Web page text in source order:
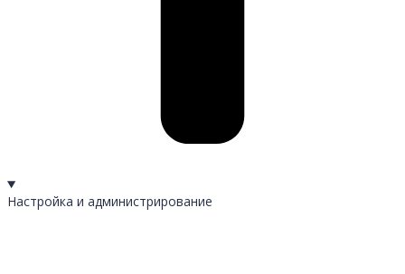
Настройка и администрирование